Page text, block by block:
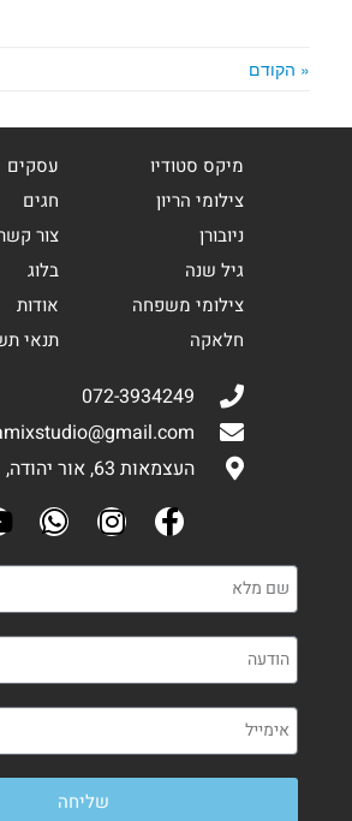
« הקודם
מיקס סטודיו
צילומי הריון
ניובורן
גיל שנה
צילומי משפחה
חלאקה
עסקים
חגים
צור
בלוג
אודות
תנאי
072-3934249
העצמאות 63, אור יהודה, ישראל
שליחה